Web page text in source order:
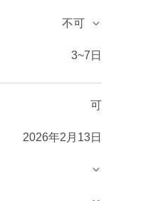
不可
3~7日
可
2026年2月13日